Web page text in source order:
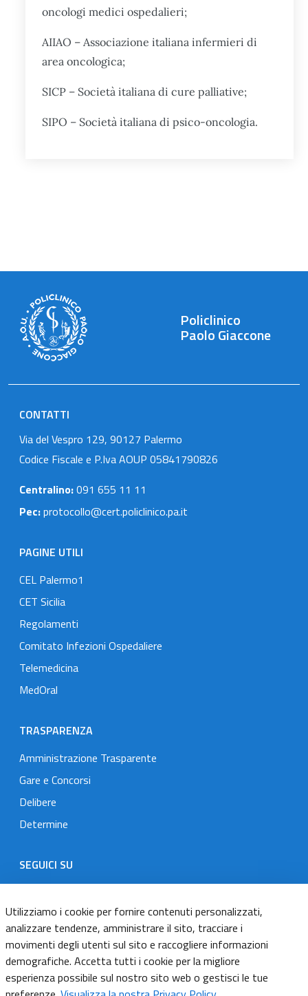
oncologi medici ospedalieri;
AIIAO – Associazione italiana infermieri di
area oncologica;
SICP – Società italiana di cure palliative;
SIPO – Società italiana di psico-oncologia.
Policlinico
Paolo Giaccone
CONTATTI
Via del Vespro 129, 90127 Palermo
Codice Fiscale e P.Iva AOUP 05841790826
Centralino:091 655 11 11
Pec:protocollo@cert.policlinico.pa.it
PAGINE UTILI
CEL Palermo1
CET Sicilia
Regolamenti
Comitato Infezioni Ospedaliere
Telemedicina
MedOral
TRASPARENZA
Amministrazione Trasparente
Gare e Concorsi
Delibere
Determine
SEGUICI SU
Designers Italia
TwitterInstagramYoutubeLinkedin
Dichiarazione di accessibilità
Informativa cookie
Utilizziamo i cookie per fornire contenuti personalizzati,
analizzare tendenze, amministrare il sito, tracciare i
movimenti degli utenti sul sito e raccogliere informazioni
demografiche. Accetta tutti i cookie per la migliore
esperienza possibile sul nostro sito web o gestisci le tue